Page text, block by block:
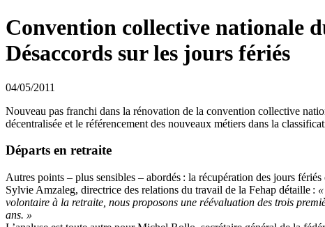
Convention collective nationale
Désaccords sur les jours fériés
04/05/2011
Nouveau pas franchi dans la rénovation de la convention collective
décentralisée et le référencement des nouveaux métiers dans la
Départs en retraite
Autres points – plus sensibles – abordés : la récupération des jours
Sylvie Amzaleg, directrice des relations du travail de la Fehap détaille :
volontaire à la retraite, nous proposons une réévaluation des trois
ans. »